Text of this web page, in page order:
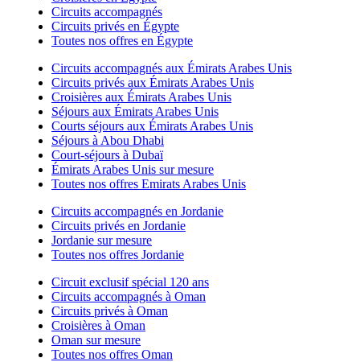
Circuits accompagnés
Circuits privés en Égypte
Toutes nos offres en Égypte
Circuits accompagnés aux Émirats Arabes Unis
Circuits privés aux Émirats Arabes Unis
Croisières aux Émirats Arabes Unis
Séjours aux Émirats Arabes Unis
Courts séjours aux Émirats Arabes Unis
Séjours à Abou Dhabi
Court-séjours à Dubaï
Émirats Arabes Unis sur mesure
Toutes nos offres Emirats Arabes Unis
Circuits accompagnés en Jordanie
Circuits privés en Jordanie
Jordanie sur mesure
Toutes nos offres Jordanie
Circuit exclusif spécial 120 ans
Circuits accompagnés à Oman
Circuits privés à Oman
Croisières à Oman
Oman sur mesure
Toutes nos offres Oman